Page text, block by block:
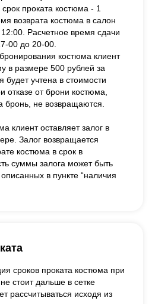
проката костюма - 1
возврата костюма в салон
Расчетное время сдачи
00 до 20-00.
костюма клиент
в размере 500 рублей за
будет учтена в стоимости
отказе от брони костюма,
бронь, не возвращаются.
клиент оставляет залог в
Залог возвращается
костюма в срок в
суммы залога может быть
в пункте “наличия
сроков проката костюма при
стоит дальше в сетке
рассчитываться исходя из